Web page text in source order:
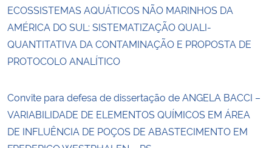
ECOSSISTEMAS AQUÁTICOS NÃO MARINHOS DA
AMÉRICA DO SUL: SISTEMATIZAÇÃO QUALI-
QUANTITATIVA DA CONTAMINAÇÃO E PROPOSTA DE
PROTOCOLO ANALÍTICO
Convite para defesa de dissertação de ANGELA BACCI –
VARIABILIDADE DE ELEMENTOS QUÍMICOS EM ÁREA
DE INFLUÊNCIA DE POÇOS DE ABASTECIMENTO EM